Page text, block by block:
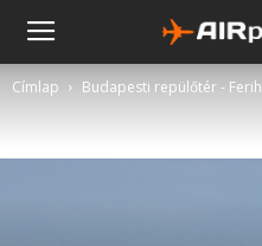
Címlap Budapesti repülőtér -